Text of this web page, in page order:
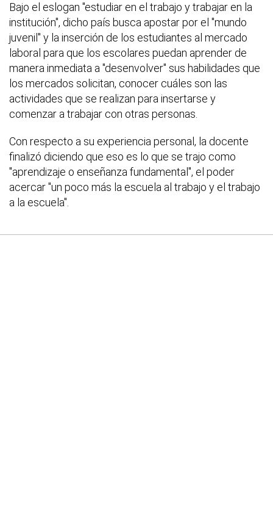
Bajo el eslogan "estudiar en el trabajo y trabajar en la
institución", dicho país busca apostar por el "mundo
juvenil" y la inserción de los estudiantes al mercado
laboral para que los escolares puedan aprender de
manera inmediata a "desenvolver" sus habilidades que
los mercados solicitan, conocer cuáles son las
actividades que se realizan para insertarse y
comenzar a trabajar con otras personas.
Con respecto a su experiencia personal, la docente
finalizó diciendo que eso es lo que se trajo como
"aprendizaje o enseñanza fundamental", el poder
acercar "un poco más la escuela al trabajo y el trabajo
a la escuela".